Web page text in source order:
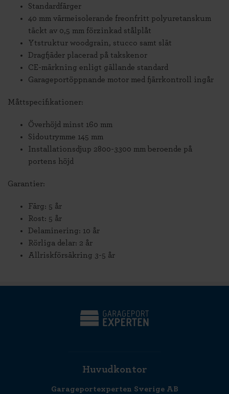
Standardfärger
40 mm värmeisolerande freonfritt polyuretanskum
täckt av 0,5 mm förzinkad stålplåt
Ytstruktur woodgrain, stucco samt slät
Dragfjäder placerad på takskenor
CE-märkning enligt gällande standard
Garageportöppnande motor med fjärrkontroll ingår
Måttspecifikationer:
Överhöjd minst 160 mm
Sidoutrymme 145 mm
Installationsdjup 2800-3300 mm beroende på
portens höjd
Garantier:
Färg: 5 år
Rost: 5 år
Delaminering: 10 år
Rörliga delar: 2 år
Allriskförsäkring 3-5 år
Huvudkontor
Garageportexperten Sverige AB